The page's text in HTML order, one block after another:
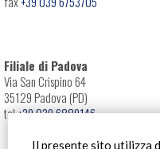
Il presente sito utilizza
Filiale di Padova
Via San Crispino 64
35129 Padova (PD)
tel+39 039 6889146